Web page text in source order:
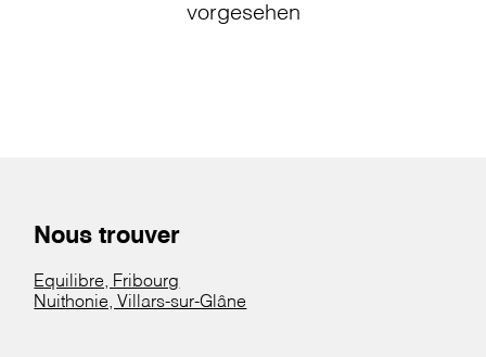
vorgesehen
Nous trouver
Equilibre, Fribourg
Nuithonie, Villars-sur-Glâne